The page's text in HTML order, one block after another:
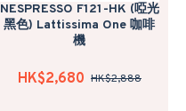
NESPRESSO F121-HK (啞光
黑色) Lattissima One 咖啡
機
HK$2,680 HK$2,888